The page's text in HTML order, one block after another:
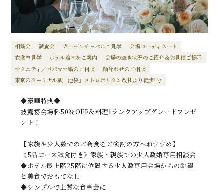
相談会 試食会 ガーデンチャペルご見学
会場コーディネート
衣裳室見学
ホテル館内をご案内
会場の空き状況のご紹介＆お見積ご提示
マタニティ／パパママ婚のご相談
顔合わせのご相談
東京のターミナル駅「池袋」メトロポリタン改札より徒歩1分
◆豪華特典◆
披露宴会場料50％OFF＆料理1ランクアップグレードプレゼ
ント！
【家族や少人数でのご会食をご検討の方へおすすめ】
《5品コース試食付き》家族・親族での少人数婚専用相談会
◆ホテル最上階25階に位置する少人数専用会場からの眺望
と美食でおもてなし
◆シンプルで上質な食事会に